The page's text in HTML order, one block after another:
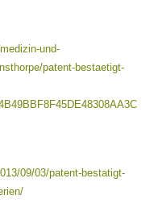
und-
patent-bestaetigt-
09/03/patent-bestatigt-